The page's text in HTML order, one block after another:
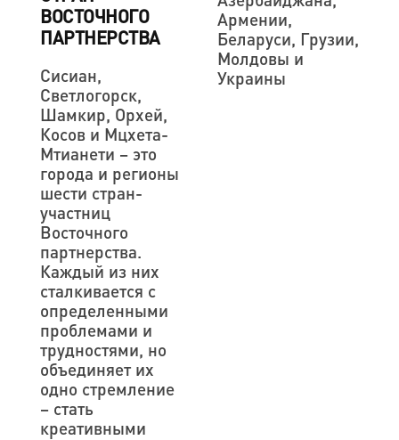
ВОСТОЧНОГО
ПАРТНЕРСТВА
Сисиан,
Светлогорск,
Шамкир, Орхей,
Косов и Мцхета-
Мтианети – это
города и регионы
шести стран-
участниц
Восточного
партнерства.
Каждый из них
сталкивается с
определенными
проблемами и
трудностями, но
объединяет их
одно стремление
– стать
креативными
Армении,
Беларуси, Грузии,
Молдовы и
Украины